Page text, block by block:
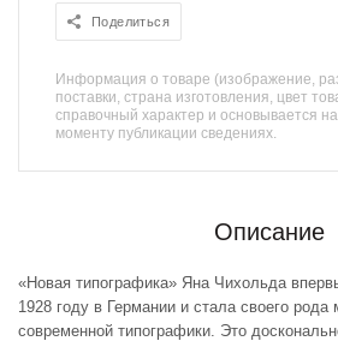
Поделиться
Информация о товаре (изображение,
поставки, страна изготовления, цвет
справочный характер и основывается
моменту публикации сведениях.
Описание
«Новая типографика» Яна Чихольда
1928 году в Германии и стала своего
современной типографики. Это